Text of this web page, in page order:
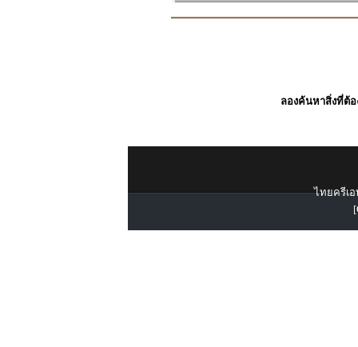
ลองค้นหาสิ่งที่ต้อ
ไทยครีเอ
[